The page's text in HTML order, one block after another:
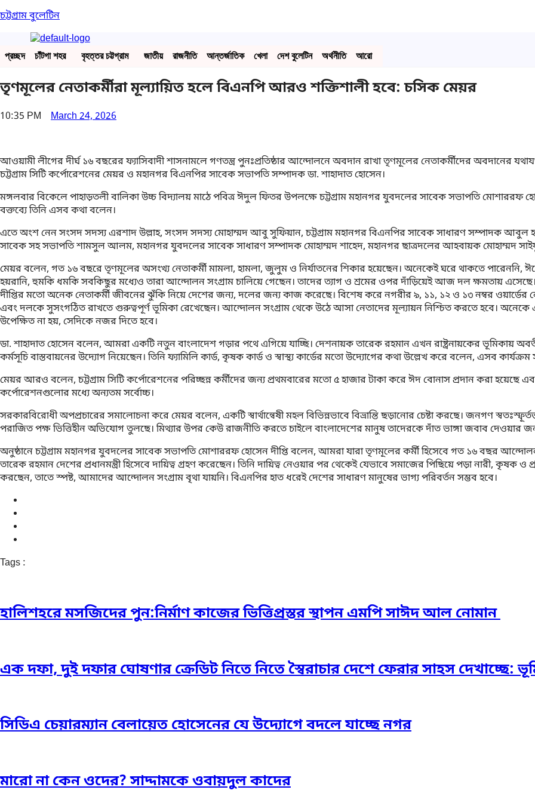
চট্টগ্রাম বুলেটিন
প্রচ্ছদ চাঁটগা শহর বৃহত্তর চট্টগ্রাম জাতীয় রাজনীতি আন্তর্জাতিক খেলা দেশ বুলেটিন অর্থনীতি আরো
তৃণমূলের নেতাকর্মীরা মূল্যায়িত হলে বিএনপি আরও শক্তিশালী হবে: চসিক মেয়র
10:35 PM March 24, 2026
আওয়ামী লীগের দীর্ঘ ১৬ বছরের ফ্যাসিবাদী শাসনামলে গণতন্ত্র পুনঃপ্রতিষ্ঠার আন্দোলনে অবদান রাখা তৃণমূলের নেতাকর্মীদের অবদানের
চট্টগ্রাম সিটি কর্পোরেশনের মেয়র ও মহানগর বিএনপির সাবেক সভাপতি সম্পাদক ডা. শাহাদাত হোসেন।
মঙ্গলবার বিকেলে পাহাড়তলী বালিকা উচ্চ বিদ্যালয় মাঠে পবিত্র ঈদুল ফিতর উপলক্ষে চট্টগ্রাম মহানগর যুবদলের সাবেক সভাপতি মোশাররফ
বক্তব্যে তিনি এসব কথা বলেন।
এতে অংশ নেন সংসদ সদস্য এরশাদ উল্লাহ, সংসদ সদস্য মোহাম্মদ আবু সুফিয়ান, চট্টগ্রাম মহানগর বিএনপির সাবেক সাধারণ সম্পাদক আবুল
সাবেক সহ সভাপতি শামসুল আলম, মহানগর যুবদলের সাবেক সাধারণ সম্পাদক মোহাম্মদ শাহেদ, মহানগর ছাত্রদলের আহবায়ক মোহাম্মদ
মেয়র বলেন, গত ১৬ বছরে তৃণমূলের অসংখ্য নেতাকর্মী মামলা, হামলা, জুলুম ও নির্যাতনের শিকার হয়েছেন। অনেকেই ঘরে থাকতে পারেননি,
হয়রানি, হুমকি ধমকি সবকিছুর মধ্যেও তারা আন্দোলন সংগ্রাম চালিয়ে গেছেন। তাদের ত্যাগ ও শ্রমের ওপর দাঁড়িয়েই আজ দল ক্ষমতায়
দীপ্তির মতো অনেক নেতাকর্মী জীবনের ঝুঁকি নিয়ে দেশের জন্য, দলের জন্য কাজ করেছে। বিশেষ করে নগরীর ৯, ১১, ১২ ও ১৩ নম্বর ওয়ার্ডের
এবং দলকে সুসংগঠিত রাখতে গুরুত্বপূর্ণ ভূমিকা রেখেছেন। আন্দোলন সংগ্রাম থেকে উঠে আসা নেতাদের মূল্যায়ন নিশ্চিত করতে হবে। অনেকে
উপেক্ষিত না হয়, সেদিকে নজর দিতে হবে।
ডা. শাহাদাত হোসেন বলেন, আমরা একটি নতুন বাংলাদেশ গড়ার পথে এগিয়ে যাচ্ছি। দেশনায়ক তারেক রহমান এখন রাষ্ট্রনায়কের ভূমিকায়
কর্মসূচি বাস্তবায়নের উদ্যোগ নিয়েছেন। তিনি ফ্যামিলি কার্ড, কৃষক কার্ড ও স্বাস্থ্য কার্ডের মতো উদ্যোগের কথা উল্লেখ করে বলেন, এসব
মেয়র আরও বলেন, চট্টগ্রাম সিটি কর্পোরেশনের পরিচ্ছন্ন কর্মীদের জন্য প্রথমবারের মতো ৫ হাজার টাকা করে ঈদ বোনাস প্রদান করা হয়েছে
কর্পোরেশনগুলোর মধ্যে অন্যতম সর্বোচ্চ।
সরকারবিরোধী অপপ্রচারের সমালোচনা করে মেয়র বলেন, একটি স্বার্থান্বেষী মহল বিভিন্নভাবে বিভ্রান্তি ছড়ানোর চেষ্টা করছে। জনগণ
পরাজিত পক্ষ ভিত্তিহীন অভিযোগ তুলছে। মিথ্যার উপর কেউ রাজনীতি করতে চাইলে বাংলাদেশের মানুষ তাদেরকে দাঁত ভাঙ্গা জবাব দেওয়ার
অনুষ্ঠানে চট্টগ্রাম মহানগর যুবদলের সাবেক সভাপতি মোশাররফ হোসেন দীপ্তি বলেন, আমরা যারা তৃণমূলের কর্মী হিসেবে গত ১৬ বছর
তারেক রহমান দেশের প্রধানমন্ত্রী হিসেবে দায়িত্ব গ্রহণ করেছেন। তিনি দায়িত্ব নেওয়ার পর থেকেই যেভাবে সমাজের পিছিয়ে পড়া নারী, কৃষক ও
করছেন, তাতে স্পষ্ট, আমাদের আন্দোলন সংগ্রাম বৃথা যায়নি। বিএনপির হাত ধরেই দেশের সাধারণ মানুষের ভাগ্য পরিবর্তন সম্ভব হবে।
Tags :
হালিশহরে মসজিদের পুন:নির্মাণ কাজের ভিত্তিপ্রস্তর স্থাপন এমপি সাঈদ আল নোমান ‎
এক দফা, দুই দফার ঘোষণার ক্রেডিট নিতে নিতে স্বৈরাচার দেশে ফেরার সাহস দেখাচ্ছে: ভূমি
সিডিএ চেয়ারম্যান বেলায়েত হোসেনের যে উদ্যোগে বদলে যাচ্ছে নগর
মারো না কেন ওদের? সাদ্দামকে ওবায়দুল কাদের